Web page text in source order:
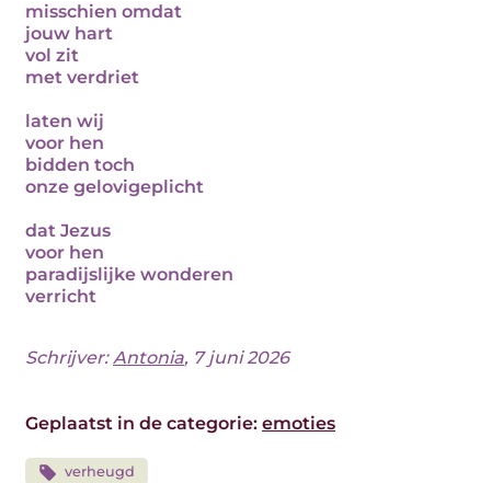
misschien omdat
jouw hart
vol zit
met verdriet
laten wij
voor hen
bidden toch
onze gelovigeplicht
dat Jezus
voor hen
paradijslijke wonderen
verricht
Schrijver:Antonia, 7 juni 2026
Geplaatst in de categorie: emoties
verheugd